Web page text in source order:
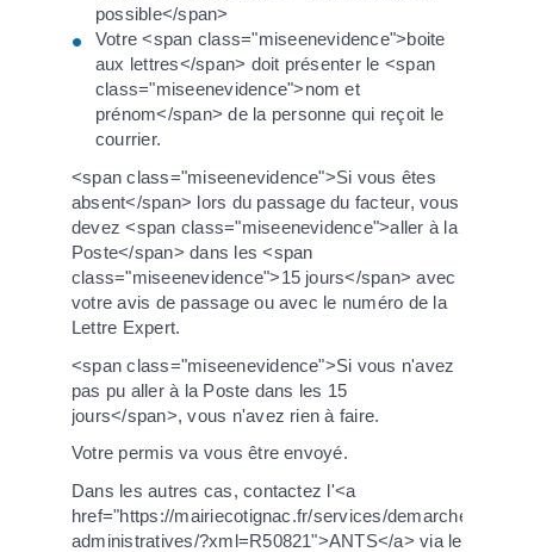
possible</span>
Votre <span class="miseenevidence">boite
aux lettres</span> doit présenter le <span
class="miseenevidence">nom et
prénom</span> de la personne qui reçoit le
courrier.
<span class="miseenevidence">Si vous êtes
absent</span> lors du passage du facteur, vous
devez <span class="miseenevidence">aller à la
Poste</span> dans les <span
class="miseenevidence">15 jours</span> avec
votre avis de passage ou avec le numéro de la
Lettre Expert.
<span class="miseenevidence">Si vous n'avez
pas pu aller à la Poste dans les 15
jours</span>, vous n'avez rien à faire.
Votre permis va vous être envoyé.
Dans les autres cas, contactez l'<a
href="https://mairiecotignac.fr/services/demarches-
administratives/?xml=R50821">ANTS</a> via le